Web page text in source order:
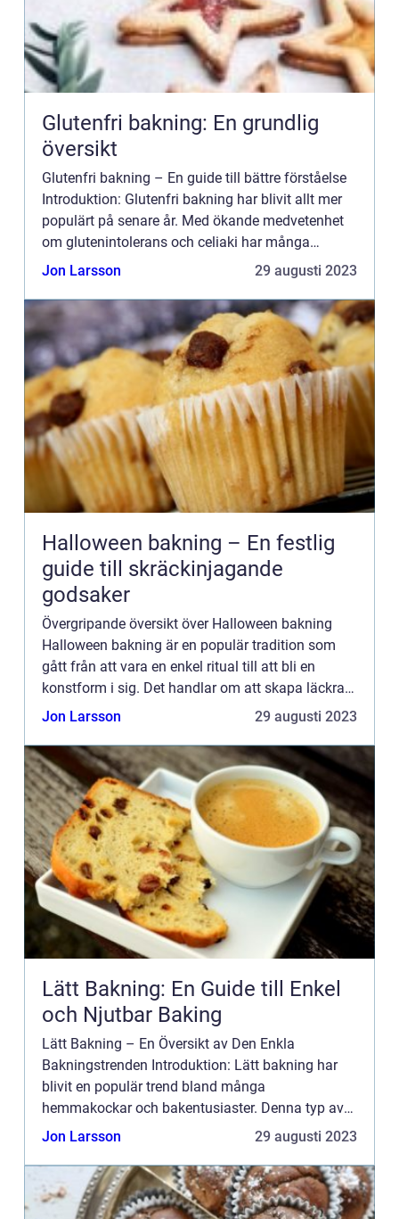
Glutenfri bakning: En grundlig
översikt
Glutenfri bakning – En guide till bättre förståelse
Introduktion: Glutenfri bakning har blivit allt mer
populärt på senare år. Med ökande medvetenhet
om glutenintolerans och celiaki har många
människor sökt efter alternativ till traditionell ba...
Jon Larsson 29 augusti 2023
Halloween bakning – En festlig
guide till skräckinjagande
godsaker
Övergripande översikt över Halloween bakning
Halloween bakning är en populär tradition som
gått från att vara en enkel ritual till att bli en
konstform i sig. Det handlar om att skapa läckra
och kreativa bakverk som passar perfekt för att
Jon Larsson 29 augusti 2023
Lätt Bakning: En Guide till Enkel
och Njutbar Baking
Lätt Bakning – En Översikt av Den Enkla
Bakningstrenden Introduktion: Lätt bakning har
blivit en populär trend bland många
hemmakockar och bakentusiaster. Denna typ av
bakning fokuserar på att använda enklare
Jon Larsson 29 augusti 2023